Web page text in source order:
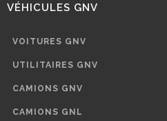
VÉHICULES GNV
VOITURES GNV
UTILITAIRES GNV
CAMIONS GNV
CAMIONS GNL